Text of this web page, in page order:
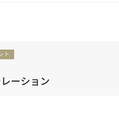
ト
ーション